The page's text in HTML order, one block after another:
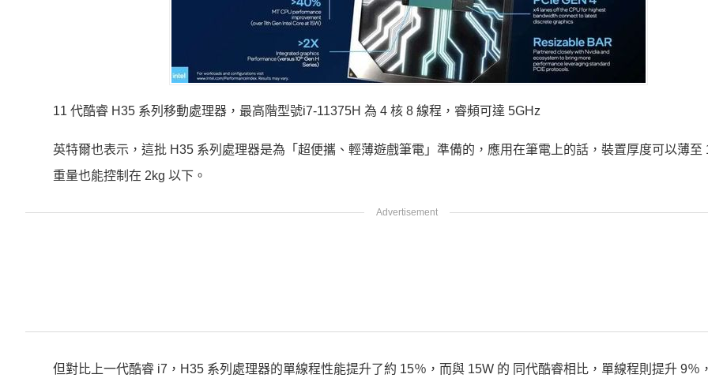
11 代酷睿 H35 系列移動處理器，最高階型號i7-11375H 為 4 核 8 線程，睿頻可達 5GHz
英特爾也表示，這批 H35 系列處理器是為「超便攜、輕薄遊戲筆電」準備的，應用在筆電上的話，裝置厚度可以薄至
重量也能控制在 2kg 以下。
但對比上一代酷睿 i7，H35 系列處理器的單線程性能提升了約 15％，而與 15W 的 同代酷睿相比，單線程則提升 9％